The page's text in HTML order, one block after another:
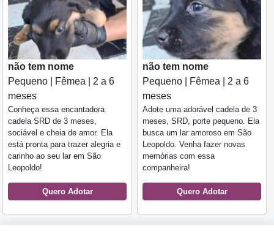
não tem nome
Pequeno | Fêmea | 2 a 6
meses
Conheça essa encantadora
cadela SRD de 3 meses,
sociável e cheia de amor. Ela
está pronta para trazer alegria e
carinho ao seu lar em São
Leopoldo!
Quero Adotar
não tem nome
Pequeno | Fêmea | 2 a 6
meses
Adote uma adorável cadela de 3
meses, SRD, porte pequeno. Ela
busca um lar amoroso em São
Leopoldo. Venha fazer novas
memórias com essa
companheira!
Quero Adotar